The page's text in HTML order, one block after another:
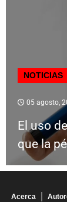
NOTICIAS
05 agosto,
El uso
que la
Acerca